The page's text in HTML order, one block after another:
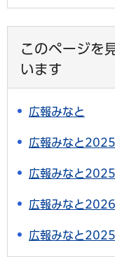
このページを
います
広報みなと
広報みなと
広報みなと
広報みなと
広報みなと